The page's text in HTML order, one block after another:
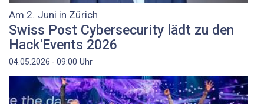
Am 2. Juni in Zürich
Swiss Post Cybersecurity lädt zu den
Hack'Events 2026
04.05.2026 - 09:00 Uhr